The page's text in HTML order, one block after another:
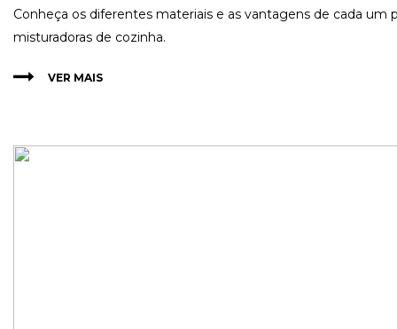
Conheça os diferentes materiais e as vantagens de cada um
misturadoras de cozinha.
VER MAIS